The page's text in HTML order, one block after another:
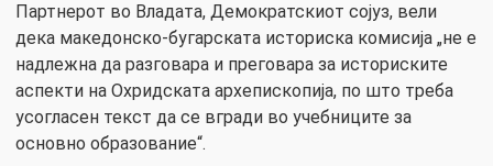
Партнерот во Владата, Демократскиот сојуз, вели
дека македонско-бугарската историска комисија „не е
надлежна да разговара и преговара за историските
аспекти на Охридската архепископија, по што треба
усогласен текст да се вгради во учебниците за
основно образование“.